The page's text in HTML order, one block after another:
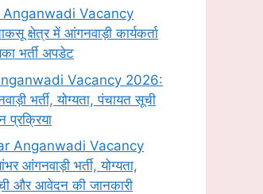
Anganwadi Vacancy
क्षेत्र में आंगनवाड़ी कार्यकर्ता
भर्ती अपडेट
Vacancy 2026:
भर्ती, योग्यता, पंचायत सूची
Anganwadi Vacancy
आंगनवाड़ी भर्ती, योग्यता,
और आवेदन की जानकारी